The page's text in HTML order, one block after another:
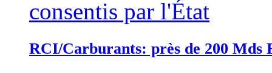
RCI/Carburants: près de 200 Mds